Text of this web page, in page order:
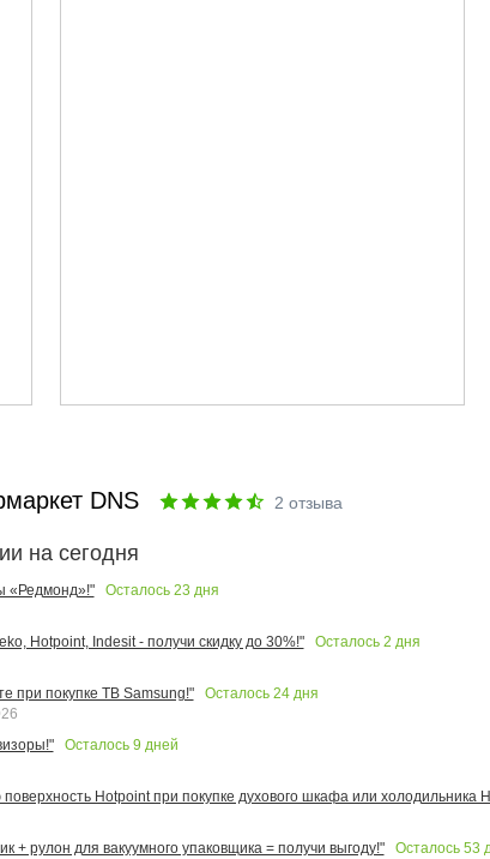
DNS 2 отзыва
на сегодня
«Редмонд»!" Осталось 23 дня
Hotpoint, Indesit - получи скидку до 30%!" Осталось 2 дня
при покупке ТВ Samsung!" Осталось 24дня
Осталось 9 дней
Hotpoint при покупке духового шкафа или холодильника
+ рулон для вакуумного упаковщика = получи выгоду!" Осталось 53